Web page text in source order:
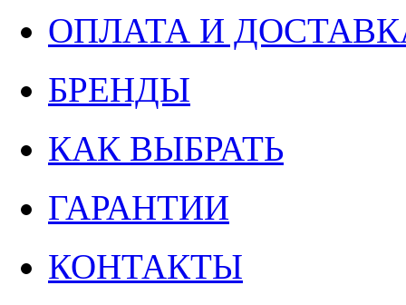
ОПЛАТА И
БРЕНДЫ
КАК ВЫБРАТЬ
ГАРАНТИИ
КОНТАКТЫ